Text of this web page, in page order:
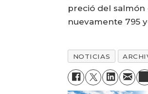
preció del salmón
nuevamente 795
NOTICIAS